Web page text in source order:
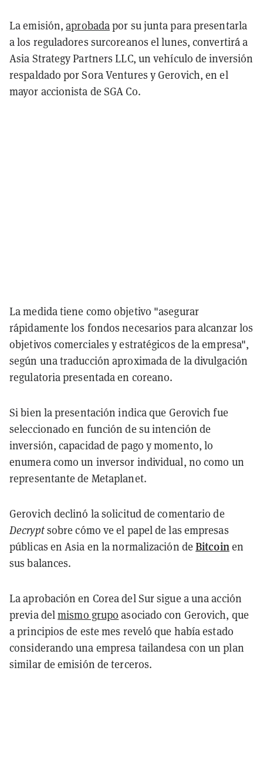
La emisión,aprobadapor su junta para presentarla
a los reguladores surcoreanos el lunes, convertirá a
Asia Strategy Partners LLC, un vehículo de inversión
respaldado por Sora Ventures y Gerovich, en el
mayor accionista de SGA Co.
La medida tiene como objetivo "asegurar
rápidamente los fondos necesarios para alcanzar los
objetivos comerciales y estratégicos de la empresa",
según una traducción aproximada de la divulgación
regulatoria presentada en coreano.
Si bien la presentación indica que Gerovich fue
seleccionado en función de su intención de
inversión, capacidad de pago y momento, lo
enumera como un inversor individual, no como un
representante de Metaplanet.
Gerovich declinó la solicitud de comentario de
Decryptsobre cómo ve el papel de las empresas
públicas en Asia en la normalización deBitcoinen
sus balances.
La aprobación en Corea del Sur sigue a una acción
previa delmismo grupo asociado con Gerovich, que
a principios de este mes reveló que había estado
considerando una empresa tailandesa con un plan
similar de emisión de terceros.